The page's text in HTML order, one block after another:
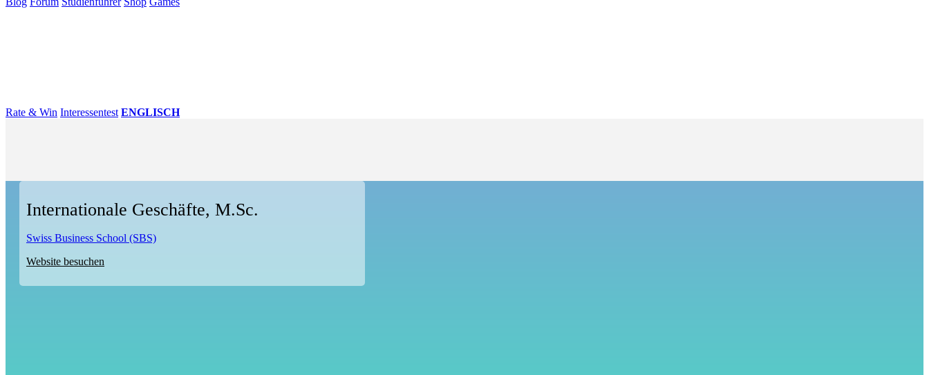
Rate & Win Interessentest ENGLISCH
Internationale Geschäfte, M.Sc.
Swiss Business School (SBS)
Website besuchen